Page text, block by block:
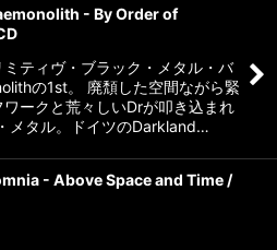
- By Order of
ティヴ・ブラック・メタル・バ
の1st。 廃頽した空間ながら緊
ークと荒々しいDrが叩き込まれ
メタル。ドイツのDarkland…
- Above Space and Time /